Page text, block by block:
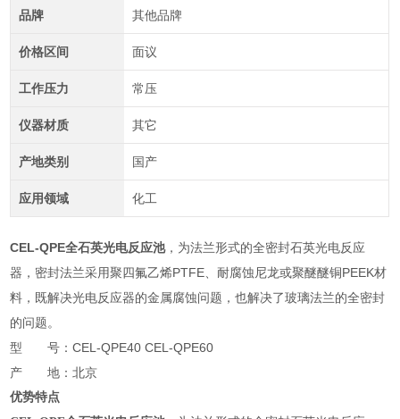
品牌 其他品牌
价格区间 面议
工作压力 常压
仪器材质 其它
产地类别 国产
应用领域 化工
CEL-QPE全石英光电反应池，为法兰形式的全密封石英光电反应
器，密封法兰采用聚四氟乙烯PTFE、耐腐蚀尼龙或聚醚醚铜PEEK材
料，既解决光电反应器的金属腐蚀问题，也解决了玻璃法兰的全密封
的问题。
型 号：CEL-QPE40 CEL-QPE60
产 地：北京
优势特点